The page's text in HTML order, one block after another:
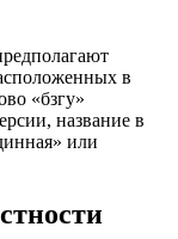
в
«бзгу»
название в
или